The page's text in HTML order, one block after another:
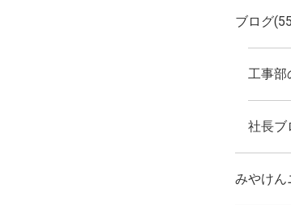
ブログ
工事部
社長ブ
みやけん